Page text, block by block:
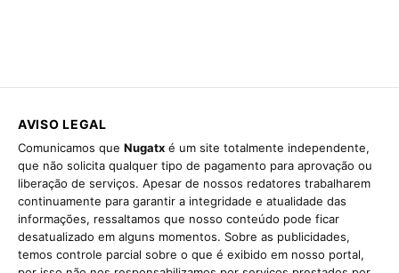
AVISO LEGAL
Comunicamos que Nugatx é um site totalmente independente,
que não solicita qualquer tipo de pagamento para aprovação ou
liberação de serviços. Apesar de nossos redatores trabalharem
continuamente para garantir a integridade e atualidade das
informações, ressaltamos que nosso conteúdo pode ficar
desatualizado em alguns momentos. Sobre as publicidades,
temos controle parcial sobre o que é exibido em nosso portal,